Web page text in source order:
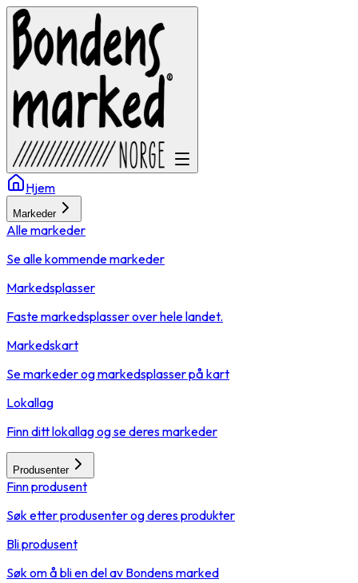
Hjem
Markeder
Alle markeder
Se alle kommende markeder
Markedsplasser
Faste markedsplasser over hele landet.
Markedskart
Se markeder og markedsplasser på kart
Lokallag
Finn ditt lokallag og se deres markeder
Produsenter
Finn produsent
Søk etter produsenter og deres produkter
Bli produsent
Søk om å bli en del av Bondens marked